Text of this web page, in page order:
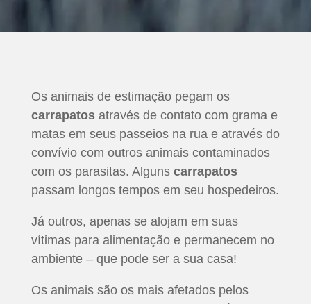
Os animais de estimação pegam os
carrapatosatravés de contato com grama e
matas em seus passeios na rua e através do
convívio com outros animais contaminados
com os parasitas. Alguns carrapatos
passam longos tempos em seu hospedeiros.
Já outros, apenas se alojam em suas
vítimas para alimentação e permanecem no
ambiente – que pode ser a sua casa!
Os animais são os mais afetados pelos